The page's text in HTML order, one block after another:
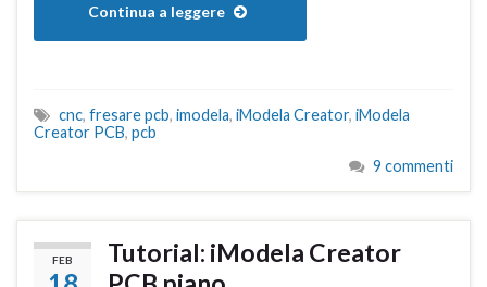
Continua a leggere
cnc, fresare pcb, imodela, iModela Creator, iModela
Creator PCB, pcb
9 commenti
FEB
Tutorial: iModela Creator